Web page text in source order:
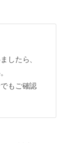
したら、
もご確認